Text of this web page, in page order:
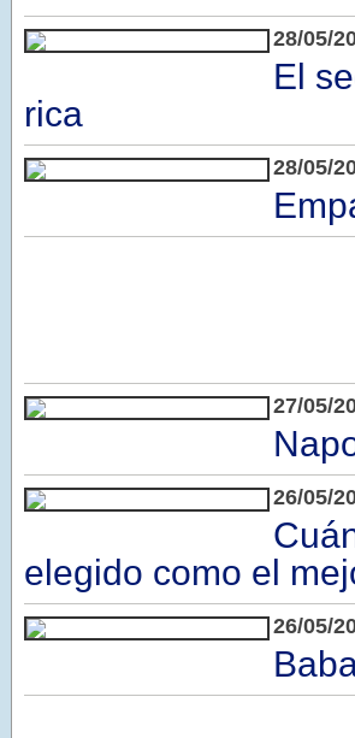
28/05/
El
rica
28/05/
27/05/
26/05/
elegido como el
26/05/